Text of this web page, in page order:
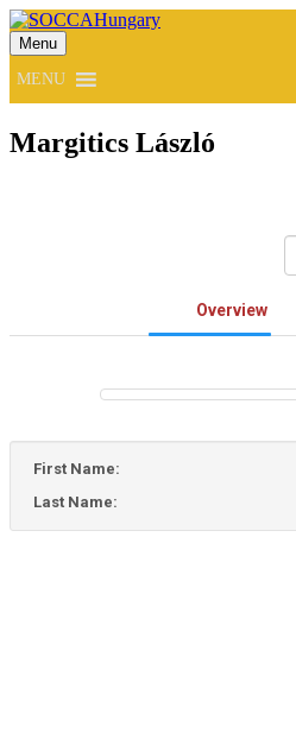
SOCCAHungary
Menu
MENU
Margitics László
Overview
First Name:
Last Name: